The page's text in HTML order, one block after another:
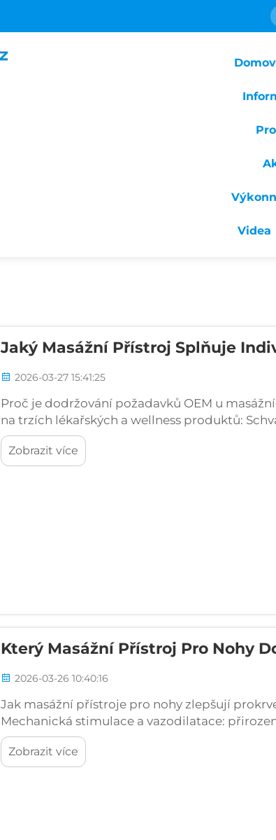
Videa
Jaký Masážní Přístroj Splňuje
2026-03-27 15:41:25
Proč je dodržování požadavků OEM u
na trzích lékařských a wellness produktů:
13485 – základní průchodové brány pro OEM
těchto regulačních schválení správně od
když...
Zobrazit více
Který Masážní Přístroj Pro Nohy
2026-03-26 10:40:16
Jak masážní přístroje pro nohy zlepšují
Mechanická stimulace a vazodilatace:
nebo uzly vyvíjejí mechanický tlak, spouští
působí jako silný...
Zobrazit více